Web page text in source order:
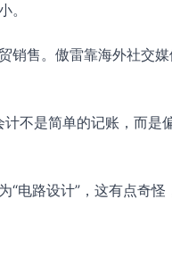
。
销售。傲雷靠海外社交
不是简单的记账，而是
电路设计”，这有点奇